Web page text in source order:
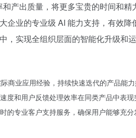
产出质量，将更多宝贵的时间和
企业的专业级 AI 能力支持，有效
实现全组织层面的智能化升级和运
商业应用经验，持续快速迭代的产品能
度和用户反馈处理效率在同类产品中表现
的专业客户支持服务，确保用户能够充